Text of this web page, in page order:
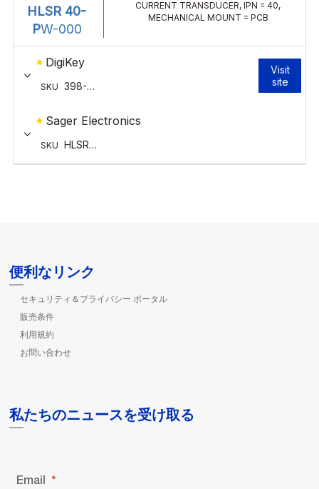
便利なリンク
セキュリティ＆プライバシー ポータル
販売条件
利用規約
お問い合わせ
私たちのニュースを受け取る
Email